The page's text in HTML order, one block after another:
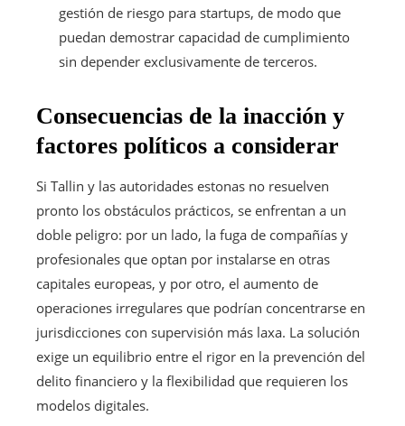
gestión de riesgo para startups, de modo que
puedan demostrar capacidad de cumplimiento
sin depender exclusivamente de terceros.
Consecuencias de la inacción y
factores políticos a considerar
Si Tallin y las autoridades estonas no resuelven
pronto los obstáculos prácticos, se enfrentan a un
doble peligro: por un lado, la fuga de compañías y
profesionales que optan por instalarse en otras
capitales europeas, y por otro, el aumento de
operaciones irregulares que podrían concentrarse en
jurisdicciones con supervisión más laxa. La solución
exige un equilibrio entre el rigor en la prevención del
delito financiero y la flexibilidad que requieren los
modelos digitales.